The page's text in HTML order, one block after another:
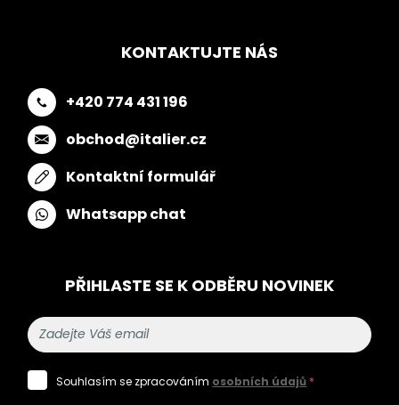
KONTAKTUJTE NÁS
+420 774 431 196
obchod@italier.cz
Kontaktní formulář
Whatsapp chat
PŘIHLASTE SE K ODBĚRU NOVINEK
Souhlasím se zpracováním osobních údajů *